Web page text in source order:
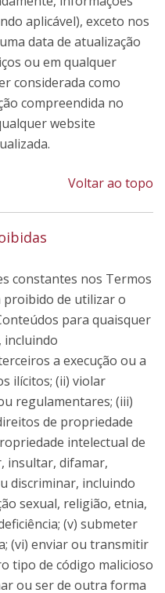
aplicável), exceto nos
data de atualização
ou em qualquer
considerada como
compreendida no
website
Voltar ao topo
constantes nos Termos
proibido de utilizar o
para quaisquer
incluindo
a execução ou a
ilícitos; (ii) violar
regulamentares; (iii)
de propriedade
intelectual de
insultar, difamar,
discriminar, incluindo
sexual, religião, etnia,
(v) submeter
(vi) enviar ou transmitir
tipo de código malicioso
ou ser de outra forma